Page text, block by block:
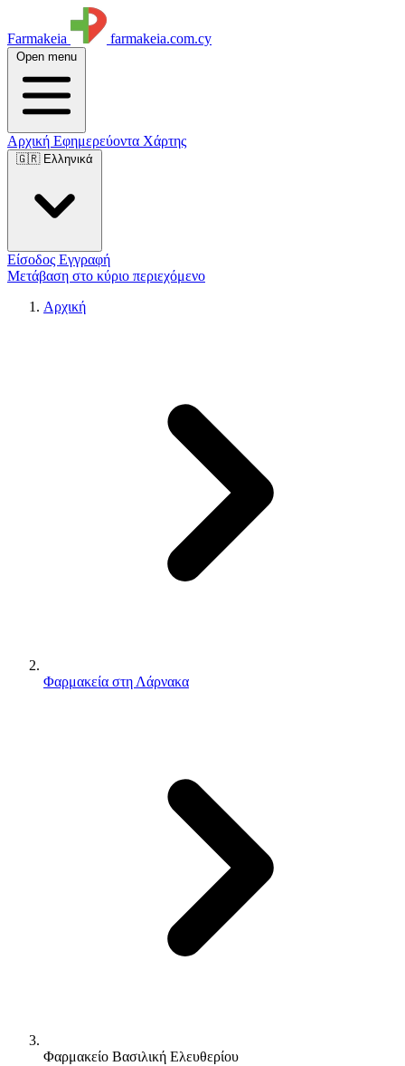
Farmakeia farmakeia.com.cy
Open menu
Αρχική Εφημερεύοντα Χάρτης
🇬🇷 Ελληνικά
Είσοδος Εγγραφή
Μετάβαση στο κύριο περιεχόμενο
Αρχική
Φαρμακεία στη Λάρνακα
Φαρμακείο Βασιλική Ελευθερίου